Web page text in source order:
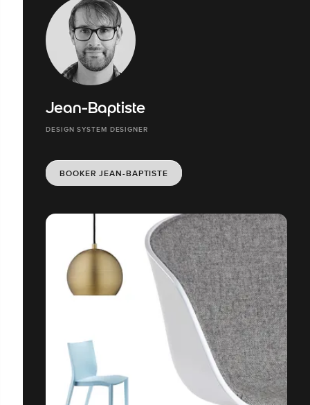
Jean-Baptiste
DESIGN SYSTEM DESIGNER
BOOKER JEAN-BAPTISTE